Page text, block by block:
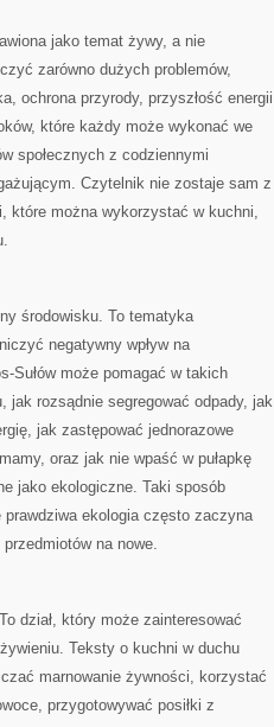
jako temat żywy, a nie
zarówno dużych problemów,
ochrona przyrody, przyszłość energii
które każdy może wykonać we
społecznych z codziennymi
Czytelnik nie zostaje sam z
które można wykorzystać w kuchni,
środowisku. To tematyka
negatywny wpływ na
Sułów może pomagać w takich
rozsądnie segregować odpady, jak
jak zastępować jednorazowe
oraz jak nie wpaść w pułapkę
jako ekologiczne. Taki sposób
ekologia często zaczyna
na nowe.
dział, który może zainteresować
Teksty o kuchni w duchu
marnowanie żywności, korzystać
przygotowywać posiłki z